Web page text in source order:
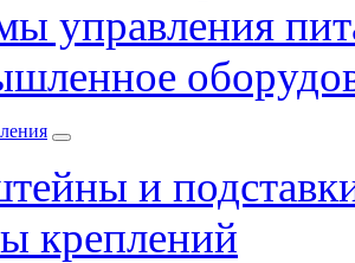
управления
и
креплений